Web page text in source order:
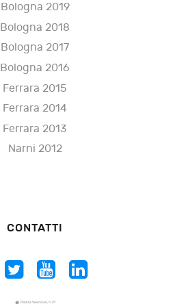
Bologna 2019
Bologna 2018
Bologna 2017
Bologna 2016
Ferrara 2015
Ferrara 2014
Ferrara 2013
Narni 2012
CONTATTI
Piazza Vescovio, n. 21